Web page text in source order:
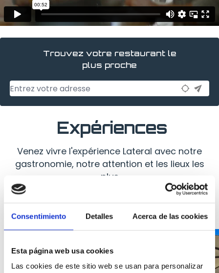
Consentimiento Detalles Acerca de las cookies
Esta página web usa cookies
Las cookies de este sitio web se usan para personalizar
Trouvez votre restaurant le
plus proche
location_searching send
Expériences
Venez vivre l'expérience Lateral avec notre
gastronomie, notre attention et les lieux les
plus
atmosphériques et attrayants. Les meilleures
expériences se trouvent chez Lateral, ne les
manquez pas !